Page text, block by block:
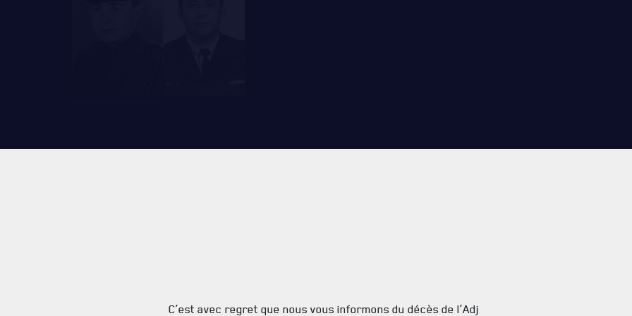
C’est avec regret que nous vous informons du décès de l’Adj